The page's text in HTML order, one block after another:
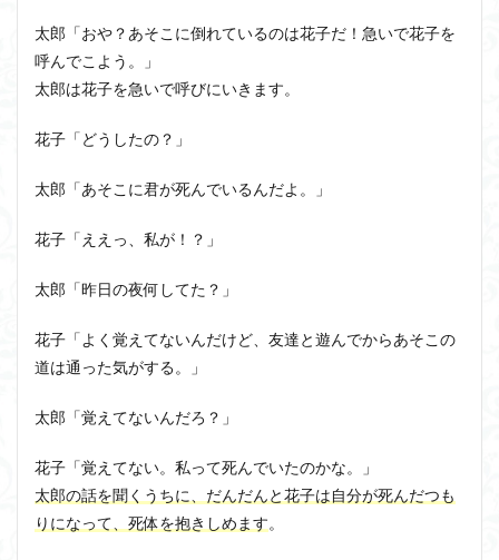
太郎「おや？あそこに倒れているのは花子だ！急いで花子を
呼んでこよう。」
太郎は花子を急いで呼びにいきます。
花子「どうしたの？」
太郎「あそこに君が死んでいるんだよ。」
花子「ええっ、私が！？」
太郎「昨日の夜何してた？」
花子「よく覚えてないんだけど、友達と遊んでからあそこの
道は通った気がする。」
太郎「覚えてないんだろ？」
花子「覚えてない。私って死んでいたのかな。」
太郎の話を聞くうちに、だんだんと花子は自分が死んだつも
りになって、死体を抱きしめます。